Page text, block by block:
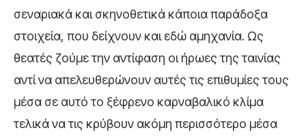
σεναριακά και σκηνοθετικά κάποια παράδοξα
στοιχεία, που δείχνουν και εδώ αμηχανία. Ως
θεατές ζούμε την αντίφαση οι ήρωες της ταινίας
αντί να απελευθερώνουν αυτές τις επιθυμίες τους
μέσα σε αυτό το ξέφρενο καρναβαλικό κλίμα
τελικά να τις κρύβουν ακόμη περισσότερο μέσα